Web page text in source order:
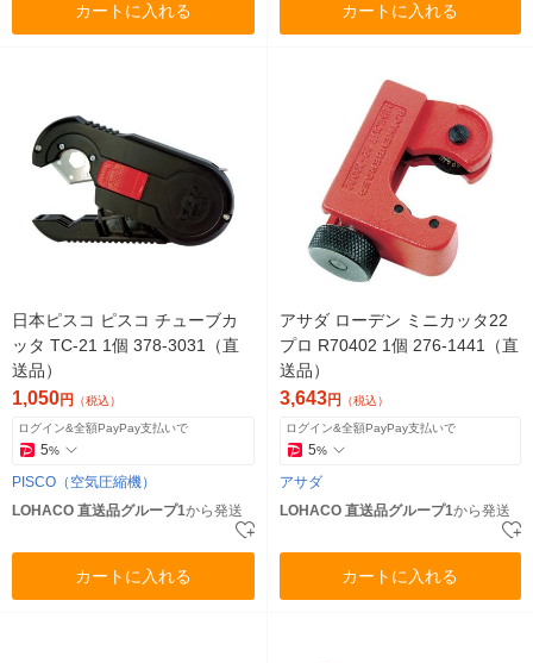
カートに入れる カートに入れる
日本ピスコ ピスコ チューブカ
ッタ TC-21 1個 378-3031（直
送品）
1,050円 （税込）
ログイン&全額PayPay支払いで
5%
PISCO（空気圧縮機）
LOHACO 直送品グループ1から発送
カートに入れる
アサダ ローデン ミニカッタ22
プロ R70402 1個 276-1441（直
送品）
3,643円 （税込）
ログイン&全額PayPay支払いで
5%
アサダ
LOHACO 直送品グループ1から発送
カートに入れる